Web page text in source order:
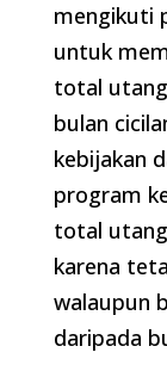
mengikuti
untuk
total
bulan
kebijakan
program
total
karena
walaupun
daripada